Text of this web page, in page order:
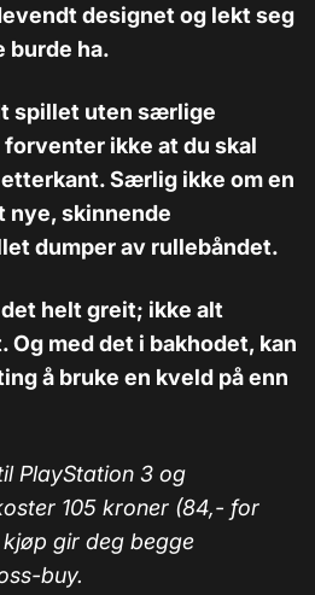
designet og lekt seg
burde ha.
spillet uten særlige
ikke at du skal
Særlig ikke om en
nye, skinnende
dumper av rullebåndet.
helt greit; ikke alt
Og med det i bakhodet, kan
å bruke en kveld på enn
PlayStation 3 og
105 kroner (84,- for
gir deg begge
buy.